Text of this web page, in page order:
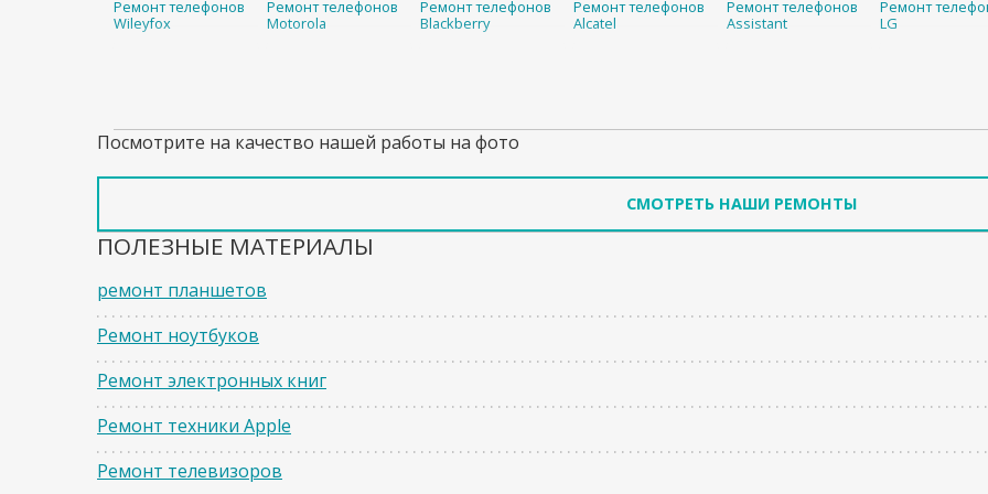
Ремонт телефонов
Wileyfox
Ремонт телефонов
Motorola
Ремонт телефонов
Blackberry
Ремонт телефонов
Alcatel
Ремонт телефонов
Assistant
Ремонт
LG
Посмотрите на качество нашей работы на фото
СМОТРЕТЬ НАШИ РЕМОНТЫ
ПОЛЕЗНЫЕ МАТЕРИАЛЫ
ремонт планшетов
Ремонт ноутбуков
Ремонт электронных книг
Ремонт техники Apple
Ремонт телевизоров